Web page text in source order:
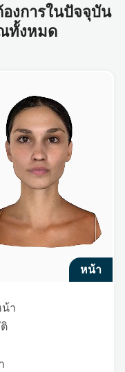
งการในปัจจุบัน
ทั้งหมด
หน้า
า